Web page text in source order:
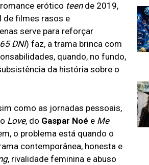
erótico teen de 2019,
de filmes rasos e
serve para reforçar
DNI) faz, a trama brinca com
quando, no fundo,
da história sobre o
como as jornadas pessoais,
Love, do Gaspar Noé e Me
o problema está quando o
contemporânea, honesta e
, rivalidade feminina e abuso